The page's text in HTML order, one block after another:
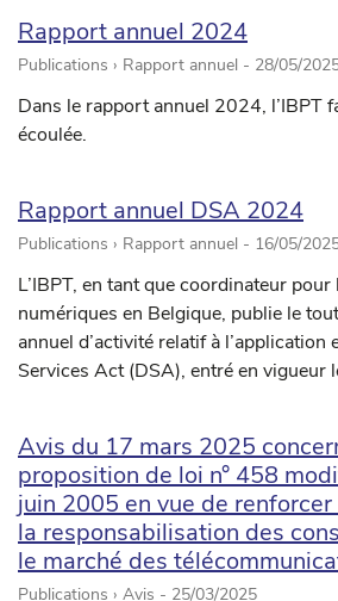
Rapport annuel 2024
Publications › Rapport annuel - 28/05/
Dans le rapport annuel 2024, l’IBPT
écoulée.
Rapport annuel DSA 2024
Publications › Rapport annuel - 16/05/
L’IBPT, en tant que coordinateur pour
numériques en Belgique, publie le
annuel d’activité relatif à
Services Act (DSA), entré en
Avis du 17 mars 2025
proposition de loi n° 458
juin 2005 en vue de
la responsabilisation des
le marché des
Publications › Avis - 25/03/2025